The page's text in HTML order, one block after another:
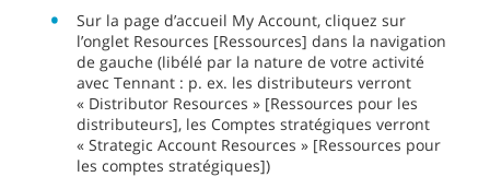
Sur la page d’accueil My Account, cliquez sur
l’onglet Resources [Ressources] dans la navigation
de gauche (libélé par la nature de votre activité
avec Tennant : p. ex. les distributeurs verront
« Distributor Resources » [Ressources pour les
distributeurs], les Comptes stratégiques verront
« Strategic Account Resources » [Ressources pour
les comptes stratégiques])